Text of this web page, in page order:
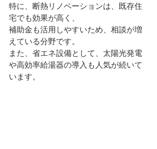
特に、断熱リノベーションは、既存住
宅でも効果が高く、
補助金も活用しやすいため、相談が増
えている分野です。
また、省エネ設備として、太陽光発電
や高効率給湯器の導入も人気が続いて
います。